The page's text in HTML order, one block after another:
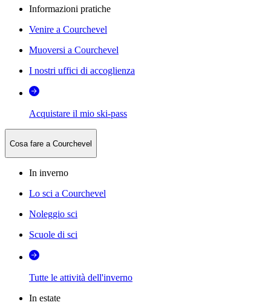
Informazioni pratiche
Venire a Courchevel
Muoversi a Courchevel
I nostri uffici di accoglienza
Acquistare il mio ski-pass
Cosa fare a Courchevel
In inverno
Lo sci a Courchevel
Noleggio sci
Scuole di sci
Tutte le attività dell'inverno
In estate